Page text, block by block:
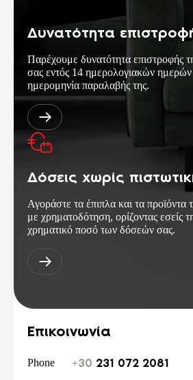
φιλικό προς τον άνθρωπο και το
περιβάλλον.
PCT
Σήμα πιστοποίησης για προϊόντα τα οποία
εξάγονται στη Ρωσική ομοσπονδία και
στις χώρες της ΚΑΚ. Αντίστοιχη της
σειράς ISO 9000.
TSE ISG-OHSAS TS-18001
Διεθνής πρότυπο, παρουσιάζει τις
της εργασίας.
Δυνατότητα
Παρέχουμε δυνατότητα επιστροφής
σας εντός 14 ημερολογιακών
ημερομηνία παραλαβής της.
Δόσεις χωρίς
Αγοράστε τα έπιπλα και τα προϊόντα
με χρηματοδότηση, ορίζοντας εσείς
χρηματικό ποσό των δόσεών σας.
Επικοινωνία
Phone +30 231 072 2081